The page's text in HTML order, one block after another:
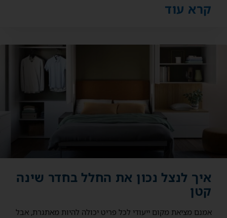
קרא עוד
איך לנצל נכון את החלל בחדר שינה
קטן
אמנם מציאת מקום ייעודי לכל פריט יכולה להיות מאתגרת, אבל